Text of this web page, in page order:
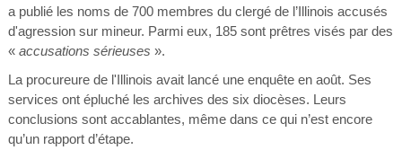
a publié les noms de 700 membres du clergé de l’Illinois accusés
d'agression sur mineur. Parmi eux, 185 sont prêtres visés par des
« accusations sérieuses ».
La procureure de l'Illinois avait lancé une enquête en août. Ses
services ont épluché les archives des six diocèses. Leurs
conclusions sont accablantes, même dans ce qui n’est encore
qu’un rapport d’étape.